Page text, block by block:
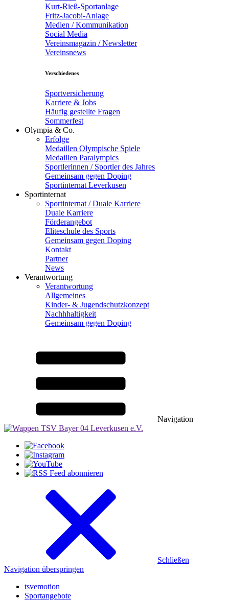
Kurt-Rieß-Sportanlage
Fritz-Jacobi-Anlage
Medien / Kommunikation
Social Media
Vereinsmagazin / Newsletter
Vereinsnews
Verschiedenes
Sportversicherung
Karriere & Jobs
Häufig gestellte Fragen
Sommerfest
Olympia & Co.
Erfolge
Medaillen Olympische Spiele
Medaillen Paralympics
Sportlerinnen / Sportler des Jahres
Gemeinsam gegen Doping
Sportinternat Leverkusen
Sportinternat
Sportinternat / Duale Karriere
Duale Karriere
Förderangebot
Eliteschule des Sports
Gemeinsam gegen Doping
Kontakt
Partner
News
Verantwortung
Verantwortung
Allgemeines
Kinder- & Jugendschutzkonzept
Nachhhaltigkeit
Gemeinsam gegen Doping
Navigation
Schließen
Navigation überspringen
tsvemotion
Sportangebote